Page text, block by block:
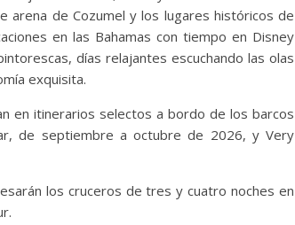
arena de Cozumel y los lugares históricos de
en las Bahamas con tiempo en Disney
días relajantes escuchando las olas
exquisita.
en itinerarios selectos a bordo de los barcos
de septiembre a octubre de 2026, y Very
los cruceros de tres y cuatro noches en